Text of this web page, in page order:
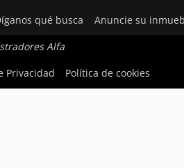
qué busca Anuncie su
Alfa
Privacidad Política de cookies